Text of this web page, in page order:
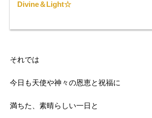
Divine＆Light☆
それでは
今日も天使や神々の恩恵と祝福に
満ちた、素晴らしい一日と